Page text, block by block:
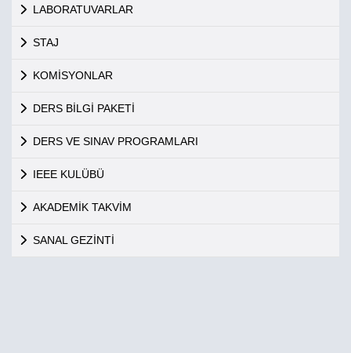
LABORATUVARLAR
STAJ
KOMİSYONLAR
DERS BİLGİ PAKETİ
DERS VE SINAV PROGRAMLARI
IEEE KULÜBÜ
AKADEMİK TAKVİM
SANAL GEZİNTİ